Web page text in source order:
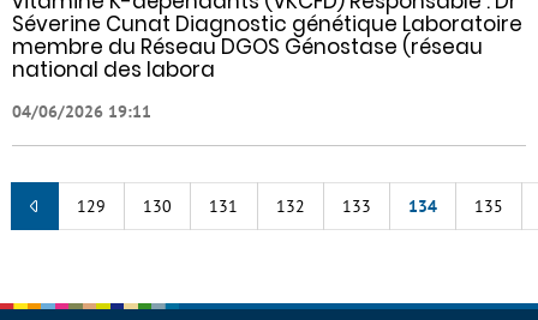
Séverine Cunat Diagnostic génétique Laboratoire
membre du Réseau DGOS Génostase (réseau
national des labora
04/06/2026 19:11
129 130 131 132 133 134 135